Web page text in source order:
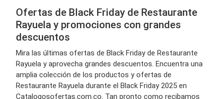
Ofertas de Black Friday de Restaurante
Rayuela y promociones con grandes
descuentos
Mira las últimas ofertas de Black Friday de Restaurante
Rayuela y aprovecha grandes descuentos. Encuentra una
amplia colección de los productos y ofertas de
Restaurante Rayuela durante el Black Friday 2025 en
Catalogosofertas.com.co. Tan pronto como recibamos